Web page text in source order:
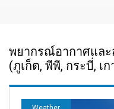
พยากรณ์อากาศและ
(ภูเก็ต, พีพี, กระบี่, เ